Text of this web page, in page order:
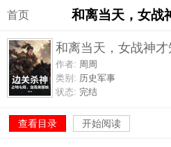
首页 和离当天，女战
和离当天，女战神
作者: 周周
类别: 历史军事
状态: 完结
查看目录 开始阅读